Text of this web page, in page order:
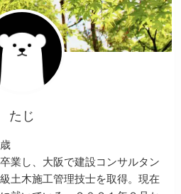
たじ
業し、大阪で建設コンサルタン
土木施工管理技士を取得。現在